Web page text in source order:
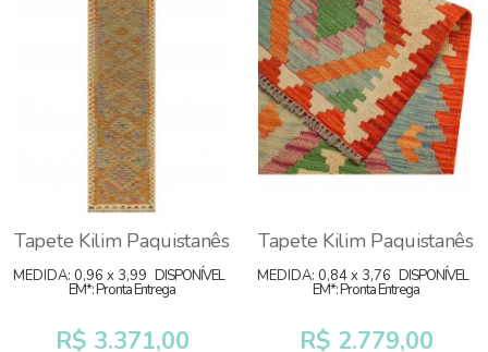
Tapete Kilim Paquistanês
MEDIDA: 0,96 x 3,99 DISPONÍVEL
EM*: Pronta Entrega
R$ 3.371,00
Tapete Kilim Paquistanês
MEDIDA: 0,84 x 3,76 DISPONÍVEL
EM*: Pronta Entrega
R$ 2.779,00